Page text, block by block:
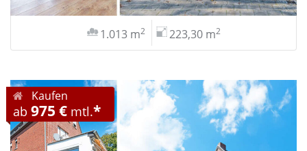
1.013 m2 223,30 m2
Kaufen
ab 975 € mtl.*